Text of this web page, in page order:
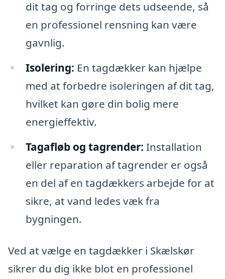
dit tag og forringe dets udseende, så
en professionel rensning kan være
gavnlig.
Isolering: En tagdækker kan hjælpe
med at forbedre isoleringen af dit tag,
hvilket kan gøre din bolig mere
energieffektiv.
Tagafløb og tagrender: Installation
eller reparation af tagrender er også
en del af en tagdækkers arbejde for at
sikre, at vand ledes væk fra
bygningen.
Ved at vælge en tagdækker i Skælskør
sikrer du dig ikke blot en professionel